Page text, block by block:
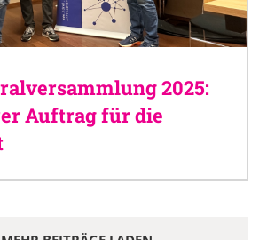
2025:
Auftrag für die